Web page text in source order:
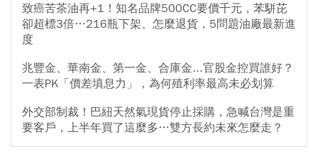
致癌苦茶油再+1！知名品牌500CC要價千元，苯駢芘
卻超標3倍…216瓶下架、怎麼退貨，5問題油廠最新進
度
兆豐金、華南金、第一金、合庫金...官股金控買誰好？
一表PK「價差填息力」，為何殖利率最高未必划算
外交部制裁！巴紐天然氣現貨停止採購，急喊台灣是重
要客戶，上半年買了這麼多…雙方長約未來怎麼走？